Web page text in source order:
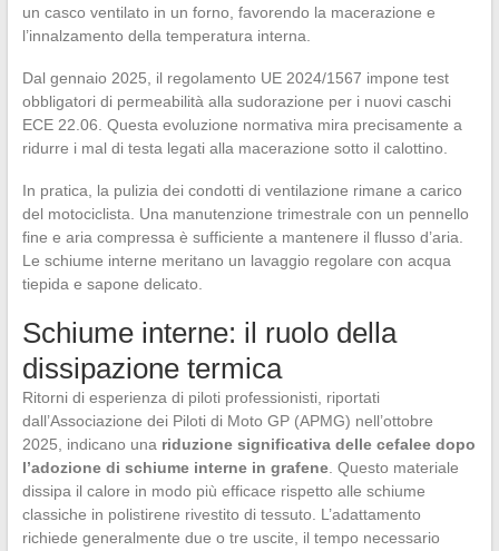
un casco ventilato in un forno, favorendo la macerazione e
l’innalzamento della temperatura interna.
Dal gennaio 2025, il regolamento UE 2024/1567 impone test
obbligatori di permeabilità alla sudorazione per i nuovi caschi
ECE 22.06. Questa evoluzione normativa mira precisamente a
ridurre i mal di testa legati alla macerazione sotto il calottino.
In pratica, la pulizia dei condotti di ventilazione rimane a carico
del motociclista. Una manutenzione trimestrale con un pennello
fine e aria compressa è sufficiente a mantenere il flusso d’aria.
Le schiume interne meritano un lavaggio regolare con acqua
tiepida e sapone delicato.
Schiume interne: il ruolo della
dissipazione termica
Ritorni di esperienza di piloti professionisti, riportati
dall’Associazione dei Piloti di Moto GP (APMG) nell’ottobre
2025, indicano una riduzione significativa delle cefalee dopo
l’adozione di schiume interne in grafene. Questo materiale
dissipa il calore in modo più efficace rispetto alle schiume
classiche in polistirene rivestito di tessuto. L’adattamento
richiede generalmente due o tre uscite, il tempo necessario